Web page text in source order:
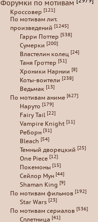
Форумки по мотивам
Кроссовер [121]
По мотивам лит.
произведений [1245]
Гарри Поттер [538]
Сумерки [200]
Властелин колец [24]
Таня Гроттер [51]
Хроники Нарнии [8]
Коты-воители [238]
Ведьмак [13]
По мотивам аниме [627]
Наруто [179]
Fairy Tail [22]
Vampire Knight [11]
Реборн [31]
Bleach [54]
Темный дворецкий [25]
One Piece [12]
Покемоны [15]
Сейлор Мун [44]
Shaman King [9]
По мотивам фильмов [192]
Star Wars [23]
По мотивам сериалов [536]
Сплетница [41]